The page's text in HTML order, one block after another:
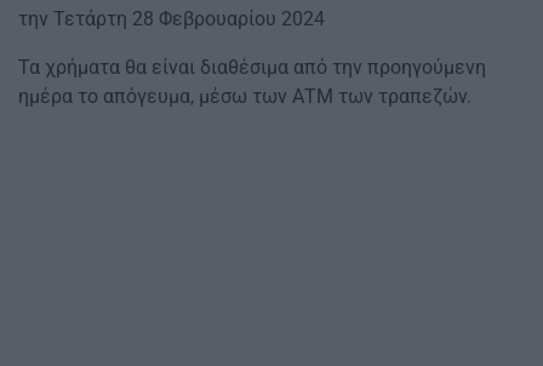
την Τετάρτη 28 Φεβρουαρίου 2024
Τα χρήματα θα είναι διαθέσιμα από την προηγούμενη
ημέρα το απόγευμα, μέσω των ΑΤΜ των τραπεζών.